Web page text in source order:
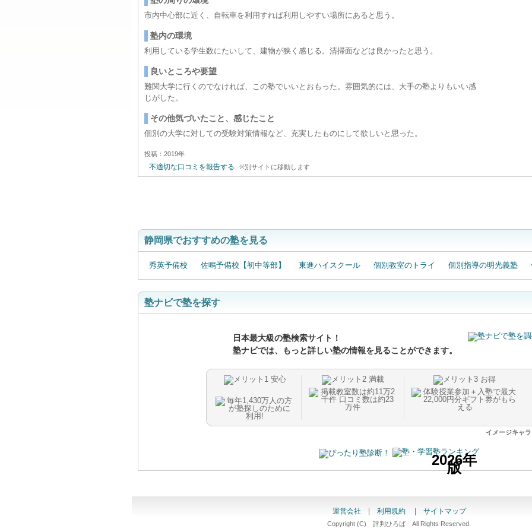
市内中心部に近く、自転車を利用すれば利用しやすい場所にあると思う。
塾内の環境
利用している学生数にたいして、建物が狭く感じる。清掃面などは良かったと思う。
良いところや要望
難関大学に行くのでなければ、この塾でいいとおもった。雰囲気的には、大手の塾よりもいい感
じがした。
その他気づいたこと、感じたこと
個別の大学に対しての受験対策情報など、充実したものにして欲しいと思った。
投稿：2019年
不適切な口コミを報告する ※別サイトに移動します
静岡県でおすすめの塾を見る
秀英予備校 佐鳴予備校【初中等部】 東進ハイスクール 個別教室のトライ 個別指導の明光義塾
塾ナビで塾を探す
日本最大級の塾検索サイト！
塾ナビでは、もっと詳しい塾の情報を見ることができます。
イメージキャ
2026年
版
運営会社| 利用規約 サイトマップ
Copyright (C) 評判ひろば All Rights Reserved.